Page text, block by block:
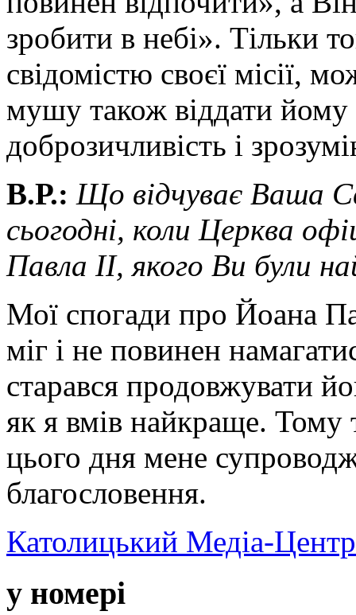
зробити в небі». Тільки
свідомістю своєї місії,
мушу також віддати
доброзичливість і
В.Р.: Що відчуває Ваша
сьогодні, коли Церква
Павла ІІ, якого Ви були
Мої спогади про Йоана
міг і не повинен
старався продовжувати
як я вмів найкраще.
цього дня мене
благословення.
Католицький Медіа-Центр
у номері